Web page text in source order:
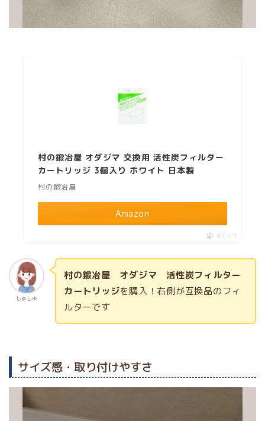
村の鍛冶屋 オダジマ 交換用 活性炭フィルター
カートリッジ 3個入り ホワイト 日本製
村の鍛冶屋
Amazon
ポチップ
しゅしゅ
村の鍛冶屋 オダジマ 活性炭フィルター
カートリッジを購入！右側が互換品のフィ
ルターです
サイズ感・取り付けやすさ